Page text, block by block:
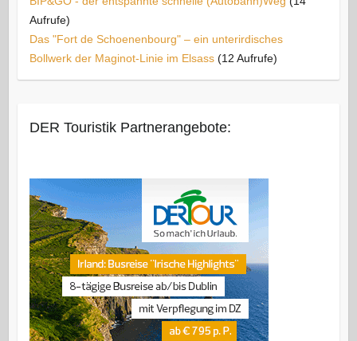
Aufrufe)
Das "Fort de Schoenenbourg" – ein unterirdisches
Bollwerk der Maginot-Linie im Elsass (12 Aufrufe)
DER Touristik Partnerangebote: